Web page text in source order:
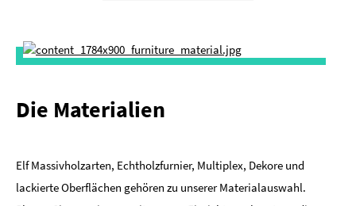
Die Materialien
Elf Massivholzarten, Echtholzfurnier, Multiplex, Dekore und
lackierte Oberflächen gehören zu unserer Materialauswahl.